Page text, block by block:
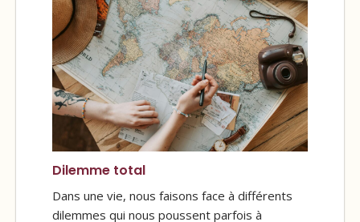
Dilemme total
Dans une vie, nous faisons face à différents
dilemmes qui nous poussent parfois à